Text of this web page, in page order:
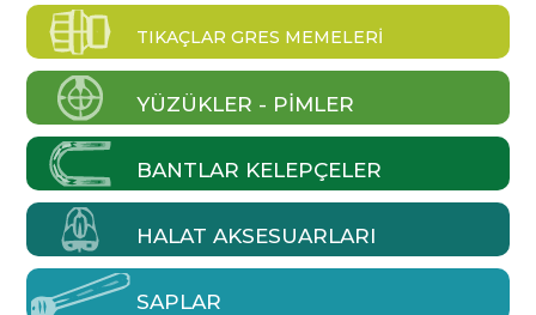
TIKAÇLAR GRES MEMELERI
YÜZÜKLER - PIMLER
BANTLAR KELEPÇELER
HALAT AKSESUARLARI
SAPLAR